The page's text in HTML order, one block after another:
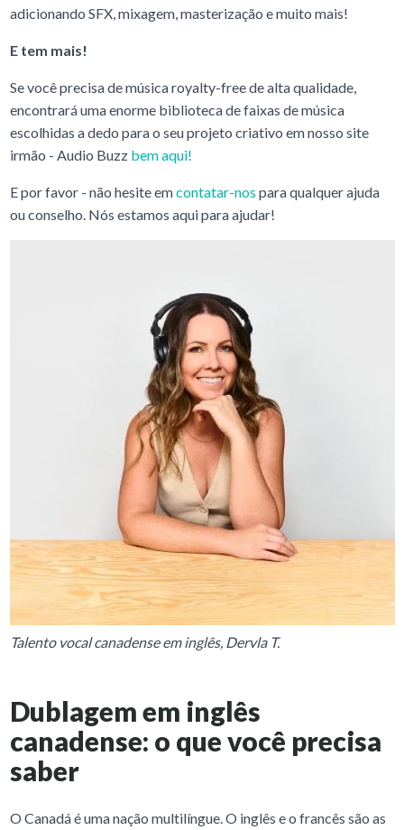
adicionando SFX, mixagem, masterização e muito mais!
E tem mais!
Se você precisa de música royalty-free de alta qualidade,
encontrará uma enorme biblioteca de faixas de música
escolhidas a dedo para o seu projeto criativo em nosso site
irmão - Audio Buzz bem aqui!
E por favor - não hesite emcontatar-nos para qualquer ajuda
ou conselho. Nós estamos aqui para ajudar!
Talento vocal canadense em inglês, Dervla T.
Dublagem em inglês
canadense: o que você precisa
saber
O Canadá é uma nação multilíngue. O inglês e o francês são as